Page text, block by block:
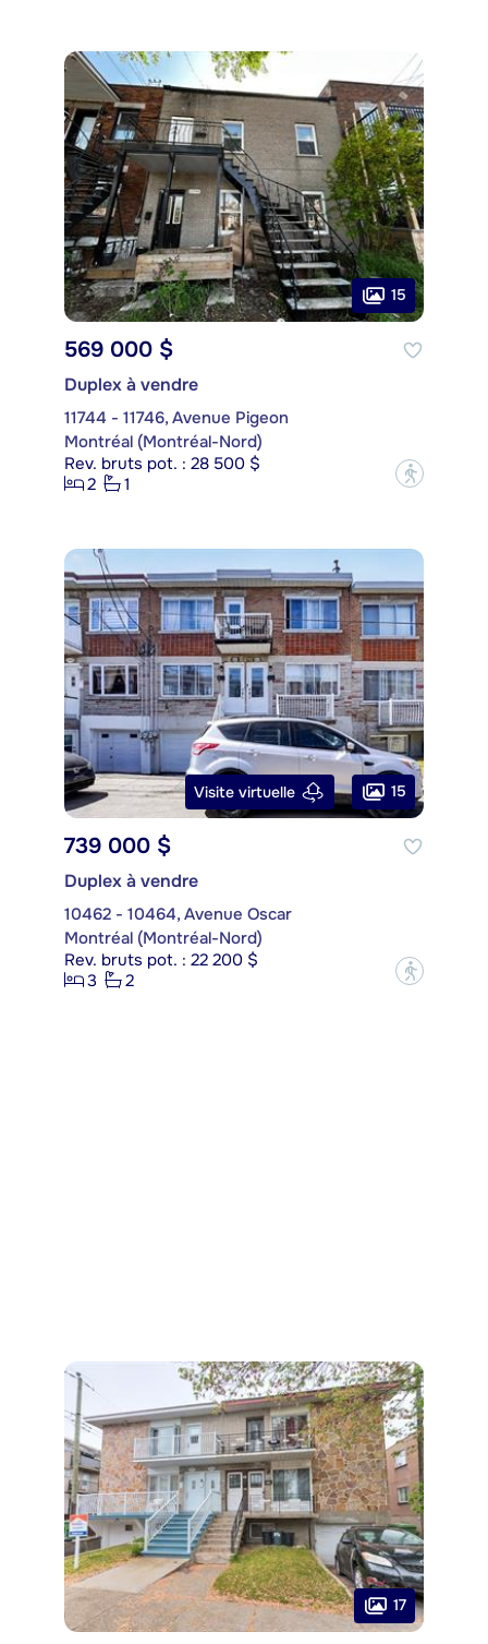
15
569 000 $
Duplex à vendre
11744 - 11746, Avenue Pigeon
Montréal (Montréal-Nord)
Rev. bruts pot. : 28 500 $
2
1 ?
Visite virtuelle 15
739 000 $
Duplex à vendre
10462 - 10464, Avenue Oscar
Montréal (Montréal-Nord)
Rev. bruts pot. : 22 200 $
3
2 ?
17